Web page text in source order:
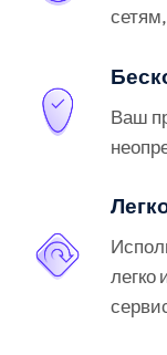
Ваш
легко